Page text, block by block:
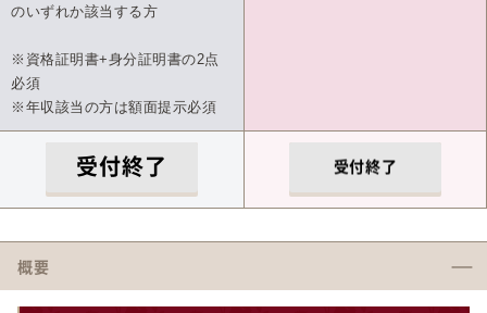
のいずれか該当する方
※資格証明書+身分証明書の2点
必須
※年収該当の方は額面提示必須
受付終了 受付終了
概要